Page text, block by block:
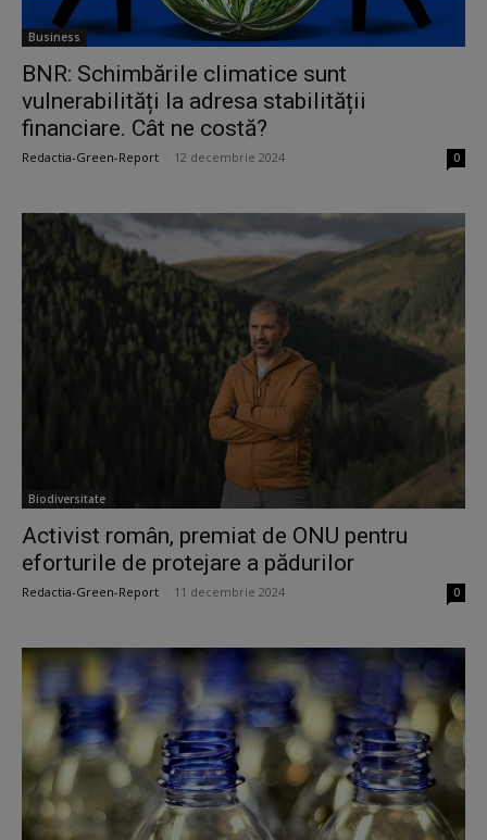
Business
BNR: Schimbările climatice sunt
vulnerabilități la adresa stabilității
financiare. Cât ne costă?
Redactia-Green-Report 12 decembrie 2024 0
Biodiversitate
Activist român, premiat de ONU pentru
eforturile de protejare a pădurilor
Redactia-Green-Report 11 decembrie 2024 0